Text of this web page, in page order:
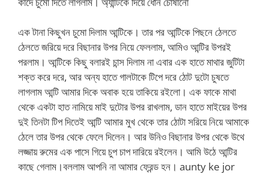
এক টানা কিছুখন চুমো দিলাম আন্টিকে। তার পর আন্টিকে পিছনে ঠেলতে
ঠেলতে জরিয়ে দরে বিছানার উপর নিয়ে ফেললাম, আমিও আন্টির উপরই
পরলাম। আন্টিকে কিছু বলারই চান্স দিলাম না এবার এক হাতে মাথার জুটিটা
শক্ত করে দরে, আর অন্য হাতে গালটাকে টিপে দরে ঠোট দুটো চুষতে
লাগলাম আন্টি আমার দিকে অবাক হয়ে তাকিয়ে রইলো। এক ফাকে মাথা
থেকে একটা হাত নামিয়ে মাই দুটোর উপর রাখলাম, ডান হাতে মাইয়ের উপর
দুই তিনটা টিপ দিতেই আন্টি আমার মুখ থেকে তার ঠোটা সরিয়ে নিয়ে আমাকে
ঠেলে তার উপর থেকে ফেলে দিলেন। আর উনিও বিছানার উপর থেকে উথে
লজ্জায় রুমের এক পাসে গিয়ে চুপ চাপ দারিয়ে রইলেন। আমি উঠে আন্টির
কাছে গেলাম।বললাম আপনি না আমার ফ্রেন্ড হন। aunty ke jor